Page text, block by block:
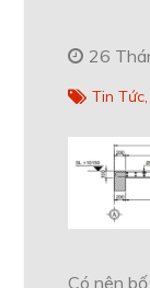
26
Tin Tức
Có nên